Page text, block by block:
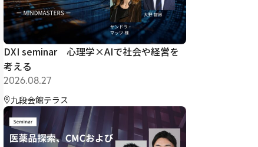
DXI seminar 心理学×AIで社会や経営を
考える
2026.08.27
九段会館テラス